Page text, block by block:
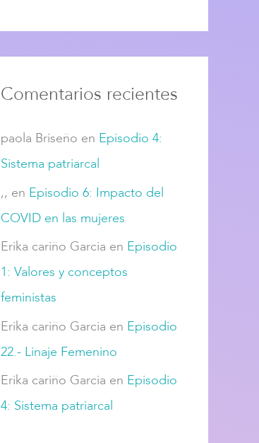
Comentarios recientes
paola Briseño en Episodio 4:
Sistema patriarcal
,, en Episodio 6: Impacto del
COVID en las mujeres
Erika cariño Garcia en Episodio
1: Valores y conceptos
feministas
Erika cariño Garcia en Episodio
22.- Linaje Femenino
Erika cariño Garcia en Episodio
4: Sistema patriarcal